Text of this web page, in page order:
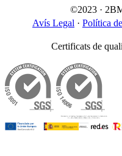
©2023 ·
Avís Legal · Política
Certificats de